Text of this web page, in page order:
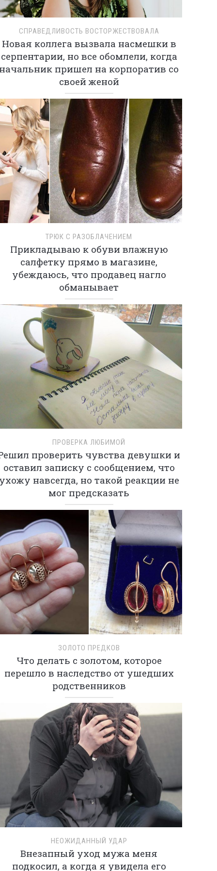
СПРАВЕДЛИВОСТЬ ВОСТОРЖЕСТВОВАЛА
Новая коллега вызвала насмешки в
серпентарии, но все обомлели, когда
пришел на корпоратив со
своей женой
ТРЮК С РАЗОБЛАЧЕНИЕМ
Прикладываю к обуви влажную
салфетку прямо в магазине,
убеждаюсь, что продавец нагло
обманывает
ПРОВЕРКА ЛЮБИМОЙ
проверить чувства девушки и
оставил записку с сообщением, что
навсегда, но такой реакции не
мог предсказать
ЗОЛОТО ПРЕДКОВ
Что делать с золотом, которое
перешло в наследство от ушедших
родственников
НЕОЖИДАННЫЙ УДАР
Внезапный уход мужа меня
подкосил, а когда я увидела его